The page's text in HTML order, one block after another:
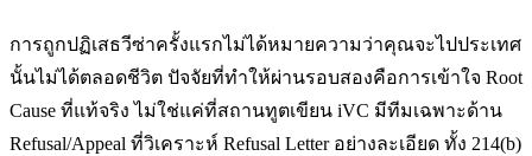
การถูกปฏิเสธวีซ่าครั้งแรกไม่ได้หมายความว่าคุณจะไปประเทศ
นั้นไม่ได้ตลอดชีวิต ปัจจัยที่ทำให้ผ่านรอบสองคือการเข้าใจ Root
Cause ที่แท้จริง ไม่ใช่แค่ที่สถานทูตเขียน iVC มีทีมเฉพาะด้าน
Refusal/Appeal ที่วิเคราะห์ Refusal Letter อย่างละเอียด ทั้ง 214(b)